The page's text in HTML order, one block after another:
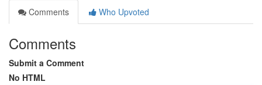
Comments
Who Upvoted
Comments
Submit a Comment
No HTML